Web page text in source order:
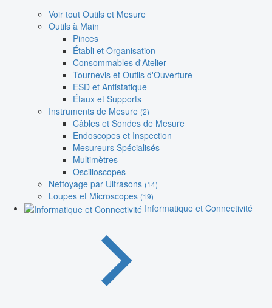
Voir tout Outils et Mesure
Outils à Main
Pinces
Établi et Organisation
Consommables d'Atelier
Tournevis et Outils d'Ouverture
ESD et Antistatique
Étaux et Supports
Instruments de Mesure (2)
Câbles et Sondes de Mesure
Endoscopes et Inspection
Mesureurs Spécialisés
Multimètres
Oscilloscopes
Nettoyage par Ultrasons (14)
Loupes et Microscopes (19)
Informatique et Connectivité